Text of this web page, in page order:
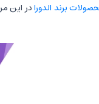
برند الدورادر این